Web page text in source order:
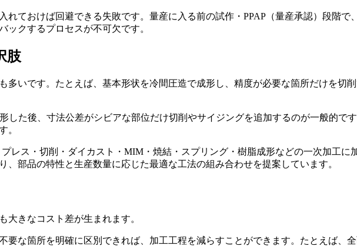
ておけば回避できる失敗です。量産に入る前の試作・PPAP（量産承認）段階で
ックするプロセスが不可欠です。
肢
多いです。たとえば、基本形状を冷間圧造で成形し、精度が必要な箇所だけを切
た後、寸法公差がシビアな部位だけ切削やサイジングを追加するのが一般的で
。
レス・切削・ダイカスト・MIM・焼結・スプリング・樹脂成形などの一次加工に
部品の特性と生産数量に応じた最適な工法の組み合わせを提案しています。
大きなコスト差が生まれます。
な箇所を明確に区別できれば、加工工程を減らすことができます。たとえば、全